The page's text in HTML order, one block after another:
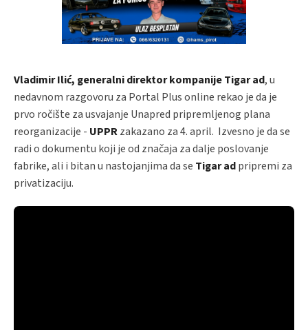
Vladimir Ilić, generalni direktor kompanije Tigar ad, u
nedavnom razgovoru za Portal Plus online rekao je da je
prvo ročište za usvajanje Unapred pripremljenog plana
reorganizacije - UPPRzakazano za 4. april. Izvesno je da se
radi o dokumentu koji je od značaja za dalje poslovanje
fabrike, ali i bitan u nastojanjima da se Tigar adpripremi za
privatizaciju.